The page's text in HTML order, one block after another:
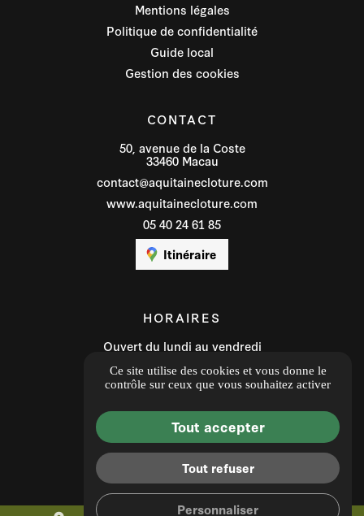
Mentions légales
Politique de confidentialité
Guide local
Gestion des cookies
CONTACT
50, avenue de la Coste
33460 Macau
contact@aquitainecloture.com
www.aquitainecloture.com
05 40 24 61 85
Itinéraire
HORAIRES
Ouvert du lundi au vendredi
Ce site utilise des cookies et vous donne le
contrôle sur ceux que vous souhaitez activer
Tout accepter
Tout refuser
Personnaliser